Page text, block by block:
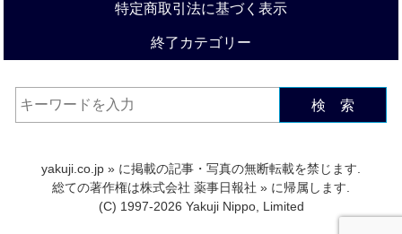
特定商取引法に基づく表示
終了カテゴリー
検 索
yakuji.co.jp » に掲載の記事・写真の無断転載を禁じます.
総ての著作権は株式会社 薬事日報社 » に帰属します.
(C) 1997-2026 Yakuji Nippo, Limited